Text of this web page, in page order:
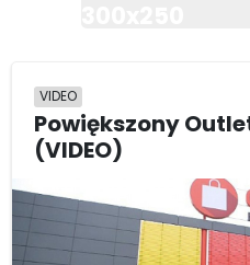
VIDEO
Powiększony
(VIDEO)